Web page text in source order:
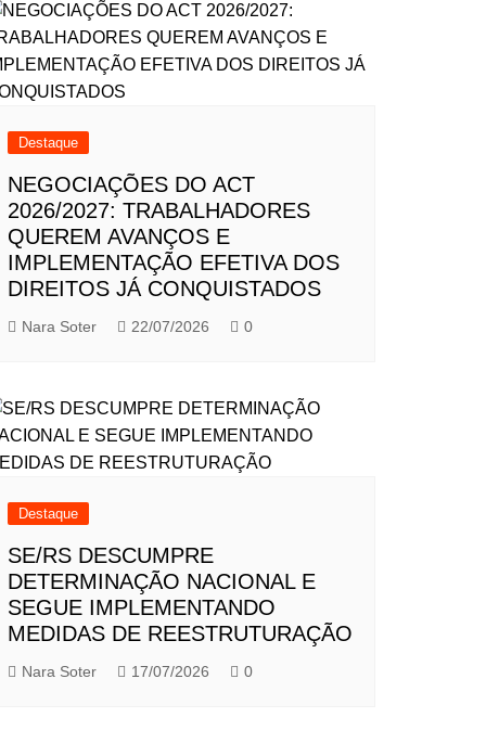
Destaque
NEGOCIAÇÕES DO ACT
2026/2027: TRABALHADORES
QUEREM AVANÇOS E
IMPLEMENTAÇÃO EFETIVA DOS
DIREITOS JÁ CONQUISTADOS
Nara Soter 22/07/2026 0
Destaque
SE/RS DESCUMPRE
DETERMINAÇÃO NACIONAL E
SEGUE IMPLEMENTANDO
MEDIDAS DE REESTRUTURAÇÃO
Nara Soter 17/07/2026 0